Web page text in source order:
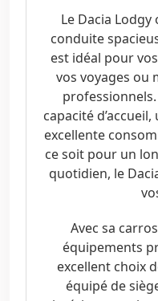
Le Dacia
conduite
est idéal pour
vos voyages ou
capacité
excellente
ce soit pour un
quotidien, le
Avec sa
équipements
excellent choix
équipé de